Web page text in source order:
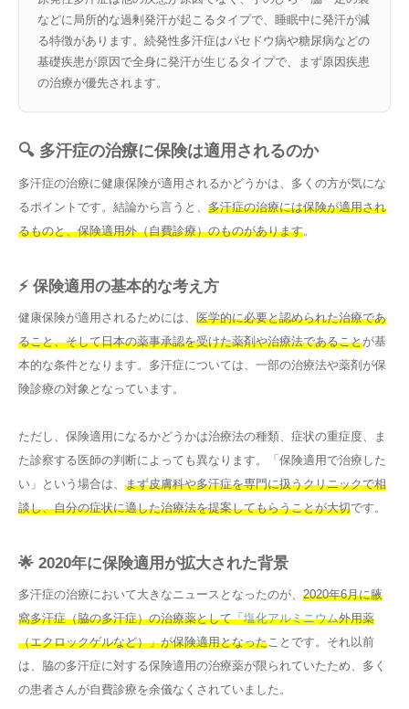
などに局所的な過剰発汗が起こるタイプで、睡眠中に発汗が減
る特徴があります。続発性多汗症はバセドウ病や糖尿病などの
基礎疾患が原因で全身に発汗が生じるタイプで、まず原因疾患
の治療が優先されます。
🔍 多汗症の治療に保険は適用されるのか
多汗症の治療に健康保険が適用されるかどうかは、多くの方が気にな
るポイントです。結論から言うと、 多汗症の治療には保険が適用され
るものと、保険適用外（自費診療）のものがあります。
⚡ 保険適用の基本的な考え方
健康保険が適用されるためには、 医学的に必要と認められた治療であ
ること、そして日本の薬事承認を受けた薬剤や治療法であることが基
本的な条件となります。多汗症については、一部の治療法や薬剤が保
険診療の対象となっています。
ただし、保険適用になるかどうかは治療法の種類、症状の重症度、ま
た診察する医師の判断によっても異なります。「保険適用で治療した
い」という場合は、 まず皮膚科や多汗症を専門に扱うクリニックで相
談し、自分の症状に適した治療法を提案してもらうことが大切です。
🌟 2020年に保険適用が拡大された背景
多汗症の治療において大きなニュースとなったのが、 2020年6月に腋
窩多汗症（脇の多汗症）の治療薬として「塩化アルミニウム外用薬
（エクロックゲルなど）」が保険適用となった ことです。それ以前
は、脇の多汗症に対する保険適用の治療薬が限られていたため、多く
の患者さんが自費診療を余儀なくされていました。